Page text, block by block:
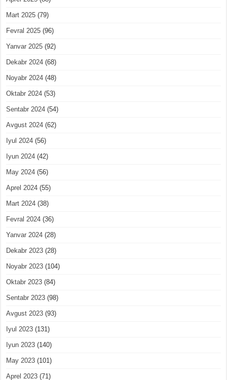
Mart 2025 (79)
Fevral 2025 (96)
Yanvar 2025 (92)
Dekabr 2024 (68)
Noyabr 2024 (48)
Oktabr 2024 (53)
Sentabr 2024 (54)
Avgust 2024 (62)
Iyul 2024 (56)
Iyun 2024 (42)
May 2024 (56)
Aprel 2024 (55)
Mart 2024 (38)
Fevral 2024 (36)
Yanvar 2024 (28)
Dekabr 2023 (28)
Noyabr 2023 (104)
Oktabr 2023 (84)
Sentabr 2023 (98)
Avgust 2023 (93)
Iyul 2023 (131)
Iyun 2023 (140)
May 2023 (101)
Aprel 2023 (71)